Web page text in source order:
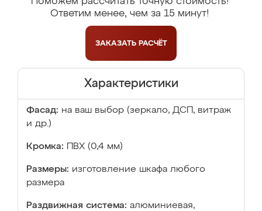
Ответим менее, чем за 15 минут!
ЗАКАЗАТЬ РАСЧЁТ
Характеристики
Фасад: на ваш выбор (зеркало, ДСП, витраж
и др.)
Кромка: ПВХ (0,4 мм)
Размеры: изготовление шкафа любого
размера
Раздвижная система: алюминиевая,